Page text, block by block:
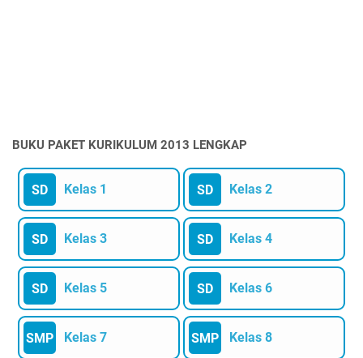
BUKU PAKET KURIKULUM 2013 LENGKAP
SD Kelas 1 SD Kelas 2
SD Kelas 3 SD Kelas 4
SD Kelas 5 SD Kelas 6
SMP Kelas 7 SMP Kelas 8